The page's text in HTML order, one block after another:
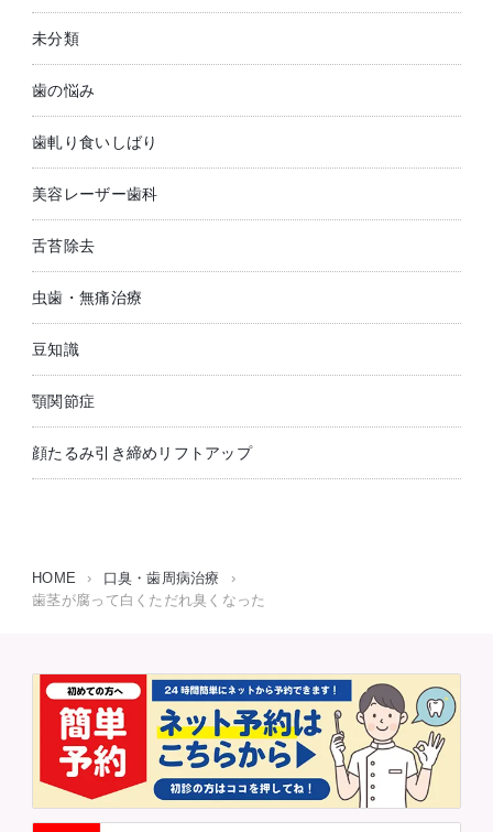
未分類
歯の悩み
歯軋り食いしばり
美容レーザー歯科
舌苔除去
虫歯・無痛治療
豆知識
顎関節症
顔たるみ引き締めリフトアップ
HOME › 口臭・歯周病治療
›
歯茎が腐って白くただれ臭くなった